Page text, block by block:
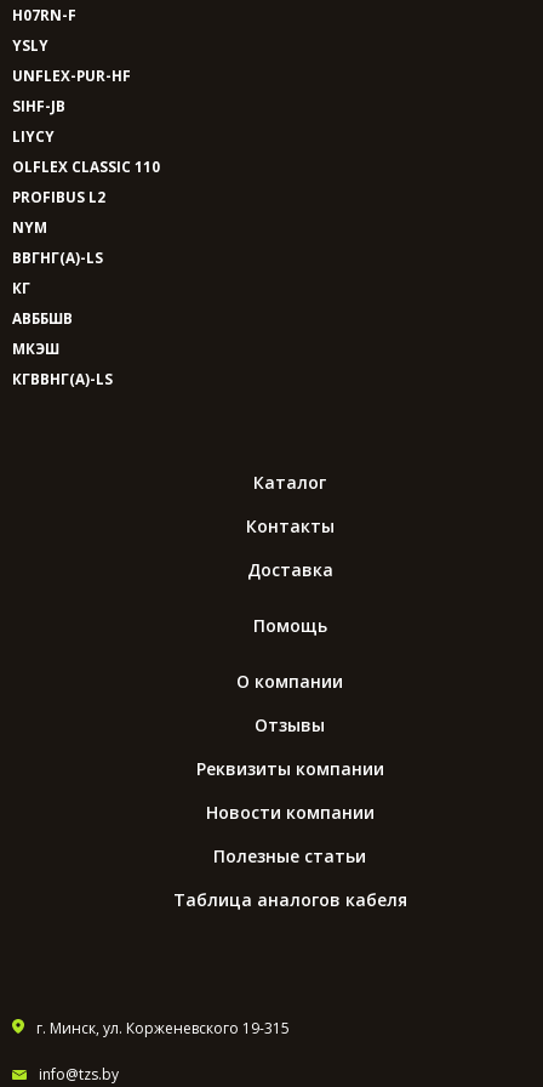
H07RN-F
YSLY
UNFLEX-PUR-HF
SIHF-JB
LIYCY
OLFLEX CLASSIC 110
PROFIBUS L2
NYM
ВВГНГ(A)-LS
КГ
АВББШВ
МКЭШ
КГВВНГ(A)-LS
Каталог
Контакты
Доставка
Помощь
О компании
Отзывы
Реквизиты компании
Новости компании
Полезные статьи
Таблица аналогов кабеля
г. Минск, ул. Корженевского 19-315
info@tzs.by